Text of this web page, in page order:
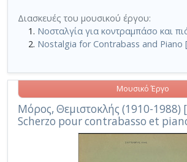
Διασκευές του μουσικού έργου:
Νοσταλγία για κοντραμπάσο και
Nostalgia for Contrabass and Piano
Μόρος, Θεμιστοκλής (1910-1988)
Scherzo pour contrabasso et
Μουσικό Έργο